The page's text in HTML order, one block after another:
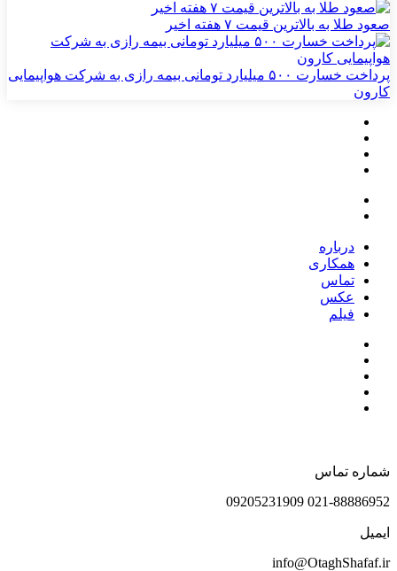
صعود طلا به بالاترین قیمت ۷ هفته اخیر
پرداخت خسارت ۵۰۰ میلیارد تومانی بیمه رازی به شرکت هواپیمایی
کارون
درباره
همکاری
تماس
عکس
فیلم
شماره تماس
021-88886952 09205231909
ایمیل
info@OtaghShafaf.ir